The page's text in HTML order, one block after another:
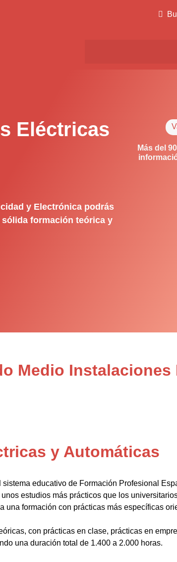
Eléctricas
y Electrónica podrás
formación teórica y
Más del
Medio
y Automáticas
educativo de Formación Profesional
estudios más prácticos que los
formación con prácticas más específicas
con prácticas en clase, prácticas en
una duración total de 1.400 a 2.000 horas.